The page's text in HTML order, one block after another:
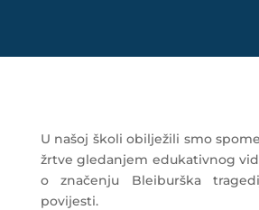
U našoj školi obilježili smo
žrtve gledanjem edukativnog
o značenju Bleiburška
povijesti.